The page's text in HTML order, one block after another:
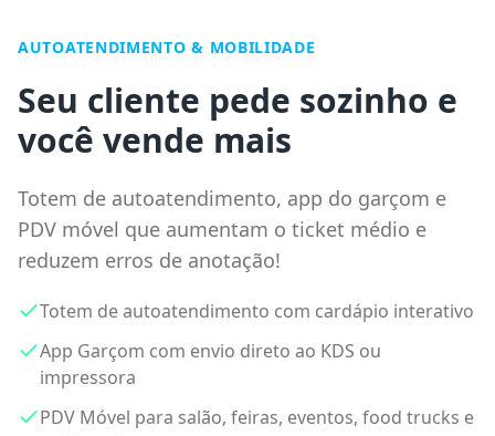
AUTOATENDIMENTO & MOBILIDADE
Seu cliente pede sozinho e
você vende mais
Totem de autoatendimento, app do garçom e
PDV móvel que aumentam o ticket médio e
reduzem erros de anotação!
Totem de autoatendimento com cardápio interativo
App Garçom com envio direto ao KDS ou
impressora
PDV Móvel para salão, feiras, eventos, food trucks e